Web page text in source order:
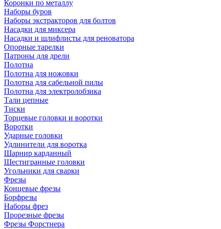
Коронки по металлу
Наборы буров
Наборы экстракторов для болтов
Насадки для миксера
Насадки и шлифлисты для реноватора
Опорные тарелки
Патроны для дрели
Полотна
Полотна для ножовки
Полотна для сабельной пилы
Полотна для электролобзика
Тали цепные
Тиски
Торцевые головки и воротки
Воротки
Ударные головки
Удлинители для воротка
Шарнир карданный
Шестигранные головки
Угольники для сварки
Фрезы
Концевые фрезы
Борфрезы
Наборы фрез
Прорезные фрезы
Фрезы Форстнера